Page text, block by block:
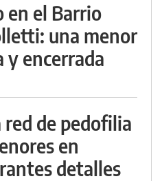
el Barrio
una menor
y encerrada
de pedofilia
en
detalles